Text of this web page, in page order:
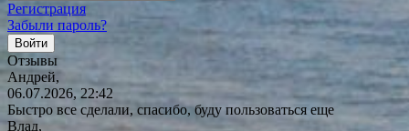
Регистрация
Забыли пароль?
Отзывы
Андрей,
06.07.2026, 22:42
Быстро все сделали, спасибо, буду пользоваться еще
Влад,